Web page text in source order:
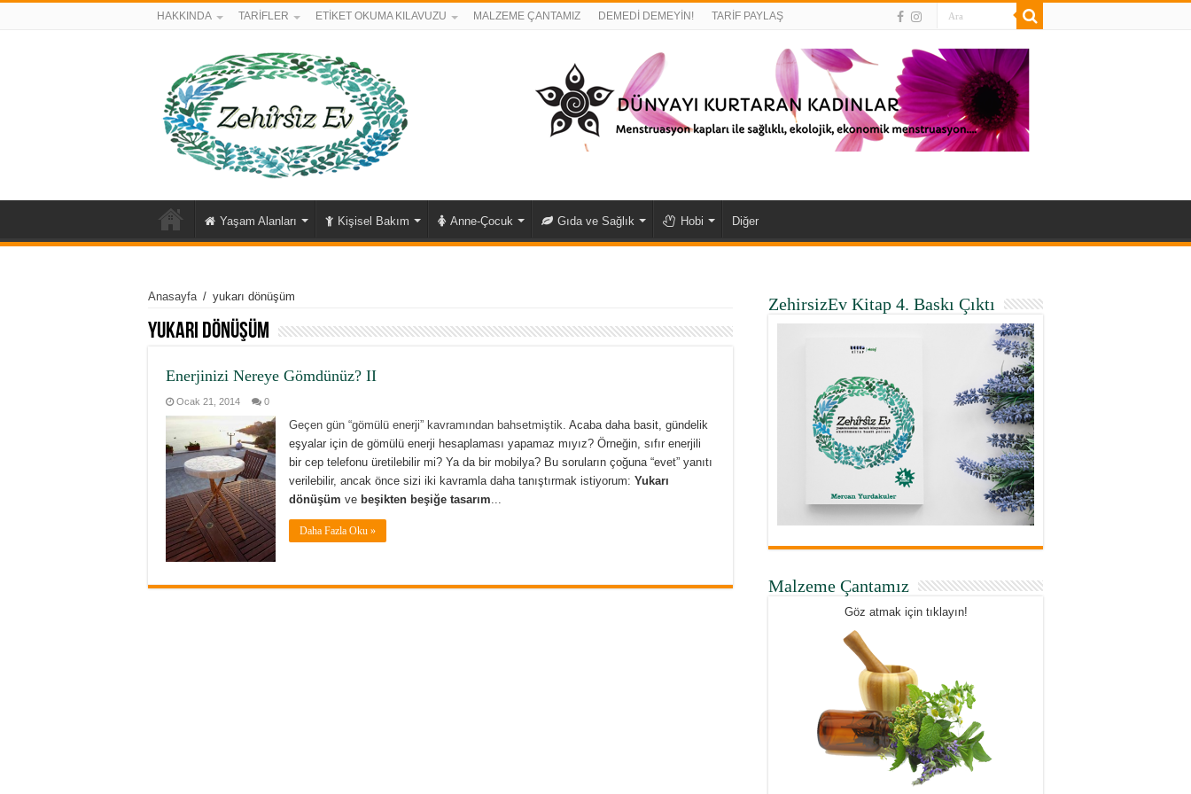
HAKKINDA TARİFLER ETİKET OKUMA KILAVUZU MALZEME ÇANTAMIZ DEMEDİ DEMEYİN! TARİF PAYLAŞ
Yaşam Alanları Kişisel Bakım Anne-Çocuk Gıda ve Sağlık Hobi Diğer
Anasayfa / yukarı dönüşüm
yukarı dönüşüm
Enerjinizi Nereye Gömdünüz? II
Ocak 21, 2014 0
Geçen gün “gömülü enerji” kavramından bahsetmiştik. Acaba daha basit, gündelik
eşyalar için de gömülü enerji hesaplaması yapamaz mıyız? Örneğin, sıfır enerjili
bir cep telefonu üretilebilir mi? Ya da bir mobilya? Bu soruların çoğuna “evet” yanıtı
verilebilir, ancak önce sizi iki kavramla daha tanıştırmak istiyorum: Yukarı
dönüşüm ve beşikten beşiğe tasarım...
Daha Fazla Oku »
ZehirsizEv Kitap 4. Baskı Çıktı
Malzeme Çantamız
Göz atmak için tıklayın!